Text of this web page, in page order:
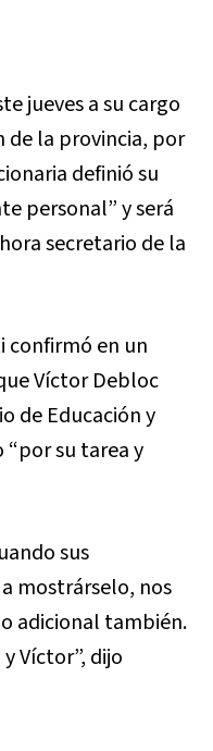
jueves a su cargo
de la provincia, por
definió su
personal” y será
secretario de la
confirmó en un
Víctor Debloc
de Educación y
“por su tarea y
sus
mostrárselo, nos
adicional también.
Víctor”, dijo